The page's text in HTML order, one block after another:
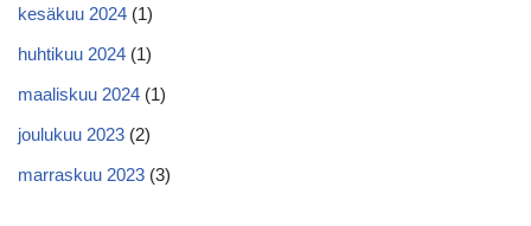
kesäkuu 2024 (1)
huhtikuu 2024 (1)
maaliskuu 2024 (1)
joulukuu 2023 (2)
marraskuu 2023 (3)